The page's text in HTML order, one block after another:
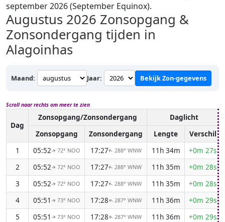
september 2026 (September Equinox).
Augustus 2026 Zonsopgang &
Zonsondergang tijden in
Alagoinhas
Maand: Jaar: Bekijk Zon-gegevens
Scroll naar rechts om meer te zien
Dag
Zonsopgang/Zonsondergang
Daglicht
Zonsopgang
Zonsondergang Lengte
Verschil
1
05:52↑ 72° NOO 17:27↑ 288° WNW 11h 34m
+0m 27s
2
05:52↑ 72° NOO 17:27↑ 288° WNW 11h 35m
+0m 28s
3
05:52↑ 72° NOO 17:27↑ 288° WNW 11h 35m
+0m 28s
4
05:51 ↑ 73° NOO 17:28↑ 287° WNW 11h 36m
+0m 29s
5
05:51 ↑ 73° NOO 17:28↑ 287° WNW 11h 36m
+0m 29s